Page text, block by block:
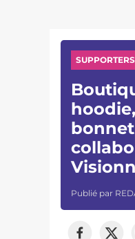
SUPPORTERS
Publié par